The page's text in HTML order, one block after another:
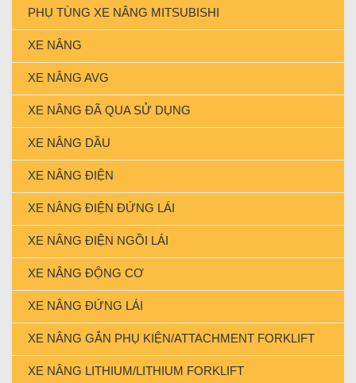
PHỤ TÙNG XE NÂNG MITSUBISHI
XE NÂNG
XE NÂNG AVG
XE NÂNG ĐÃ QUA SỬ DỤNG
XE NÂNG DẦU
XE NÂNG ĐIỆN
XE NÂNG ĐIỆN ĐỨNG LÁI
XE NÂNG ĐIỆN NGỒI LÁI
XE NÂNG ĐỘNG CƠ
XE NÂNG ĐỨNG LÁI
XE NÂNG GẮN PHỤ KIỆN/ATTACHMENT FORKLIFT
XE NÂNG LITHIUM/LITHIUM FORKLIFT